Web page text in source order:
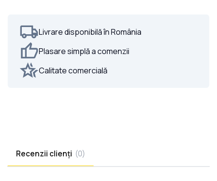
Livrare disponibilă în România
Plasare simplă a comenzii
Calitate comercială
Recenzii clienți (0)